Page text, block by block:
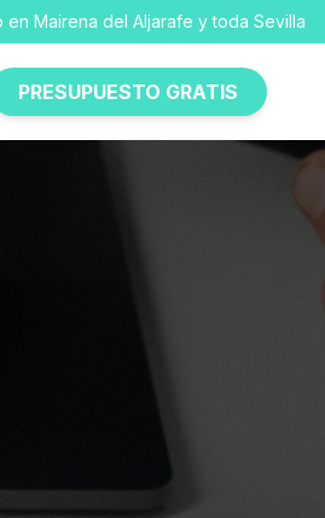
en Mairena del Aljarafe y toda Sevilla
PRESUPUESTO GRATIS